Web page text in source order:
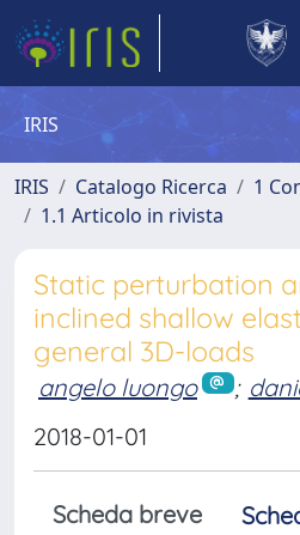
IRIS
IRIS Catalogo Ricerca
1
1.1 Articolo in rivista
Static perturbation
inclined shallow
general 3D-loads
angelo luongo ;
2018-01-01
Scheda breve